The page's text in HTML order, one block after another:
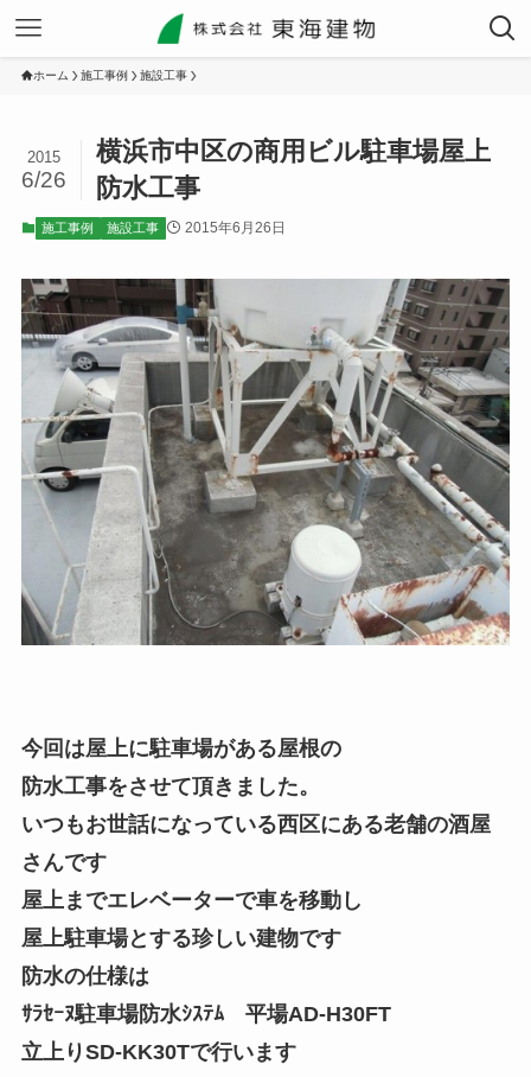
ホーム 施工事例 施設工事
横浜市中区の商用ビル駐車場屋上
防水工事
2015
6/26
施工事例 施設工事 2015年6月26日
今回は屋上に駐車場がある屋根の
防水工事をさせて頂きました。
いつもお世話になっている西区にある老舗の酒屋
さんです
屋上までエレベーターで車を移動し
屋上駐車場とする珍しい建物です
防水の仕様は
ｻﾗｾｰﾇ駐車場防水ｼｽﾃﾑ 平場AD-H30FT
立上りSD-KK30Tで行います